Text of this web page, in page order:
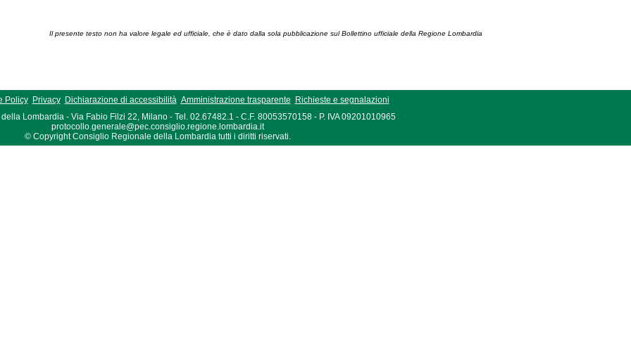
Il presente testo non ha valore legale ed ufficiale, che è dato dalla sola pubblicazione sul Bollettino ufficiale della Regione Lombardia
Policy Privacy Dichiarazione di accessibilità Amministrazione trasparente
Richieste e segnalazioni
Lombardia - Via Fabio Filzi 22, Milano - Tel. 02.67482.1 - C.F. 80053570158 - P. IVA 09201010965
protocollo.generale@pec.consiglio.regione.lombardia.it
© Copyright Consiglio Regionale della Lombardia tutti i diritti riservati.